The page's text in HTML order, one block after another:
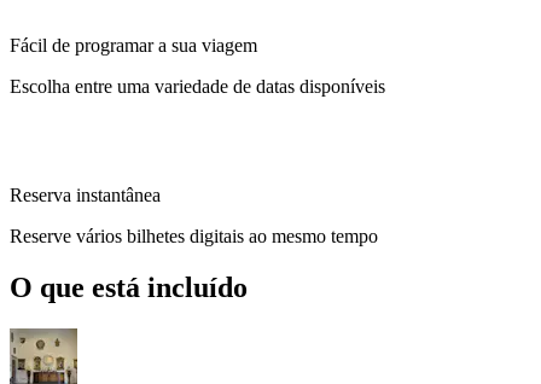
Fácil de programar a sua viagem
Escolha entre uma variedade de datas disponíveis
Reserva instantânea
Reserve vários bilhetes digitais ao mesmo tempo
O que está incluído